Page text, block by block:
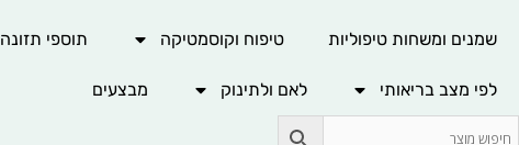
שמנים ומשחות טיפוליות טיפוח וקוסמטיקה תוספי תזונה
לפי מצב בריאותי לאם ולתינוק מבצעים